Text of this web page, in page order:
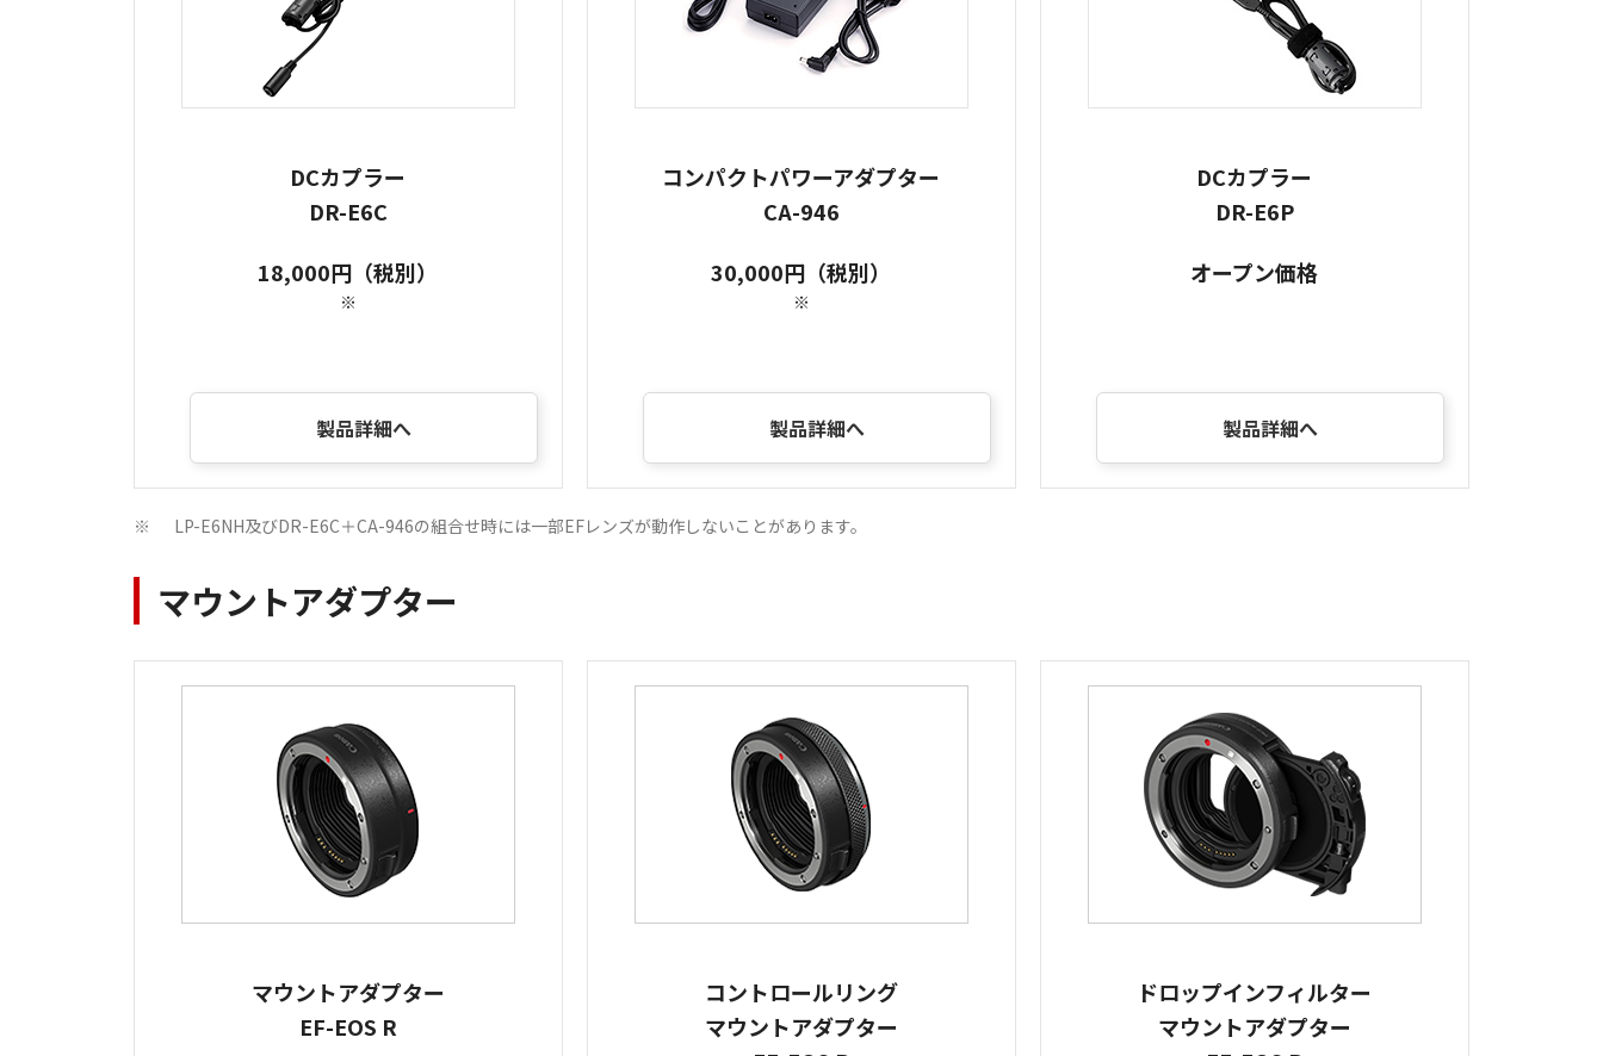
DCカプラー
DR-E6C
18,000円（税別）
※
製品詳細へ
コンパクトパワーアダプター
CA-946
30,000円（税別）
※
製品詳細へ
DCカプラー
DR-E6P
オープン価格
製品詳細へ
※ LP-E6NH及びDR-E6C＋CA-946の組合せ時には一部EFレンズが動作しないことがあります。
マウントアダプター
マウントアダプター
EF-EOS R
コントロールリング
マウントアダプター
ドロップインフィルター
マウントアダプター